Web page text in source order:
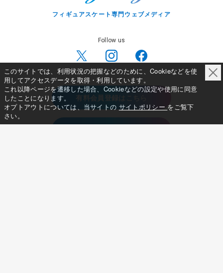
フィギュアスケート専門ウェブメディア
Follow us
有料会員登録はこちら
このサイトでは、利用状況の把握などのために、Cookieなどを使
用してアクセスデータを取得・利用しています。
これ以降ページを遷移した場合、Cookieなどの設定や使用に同意
したことになります。
オプトアウトについては、当サイトの サイトポリシー をご覧下
さい。